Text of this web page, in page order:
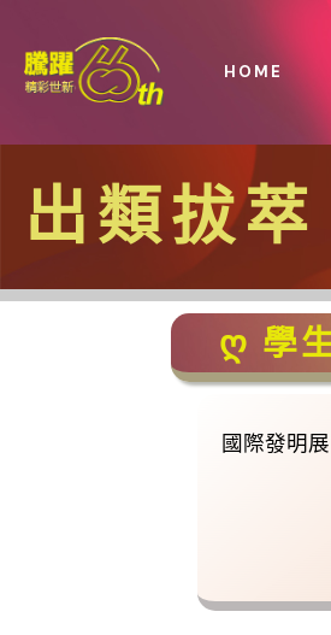
HOME
國際發明展